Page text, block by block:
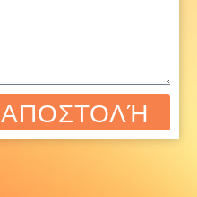
ΑΠΟΣΤΟΛΉ